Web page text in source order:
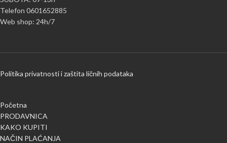
Telefon 0601652885
Web shop: 24h/7
Politika privatnosti i zaštita ličnih podataka
Početna
PRODAVNICA
KAKO KUPITI
NAČIN PLAĆANJA